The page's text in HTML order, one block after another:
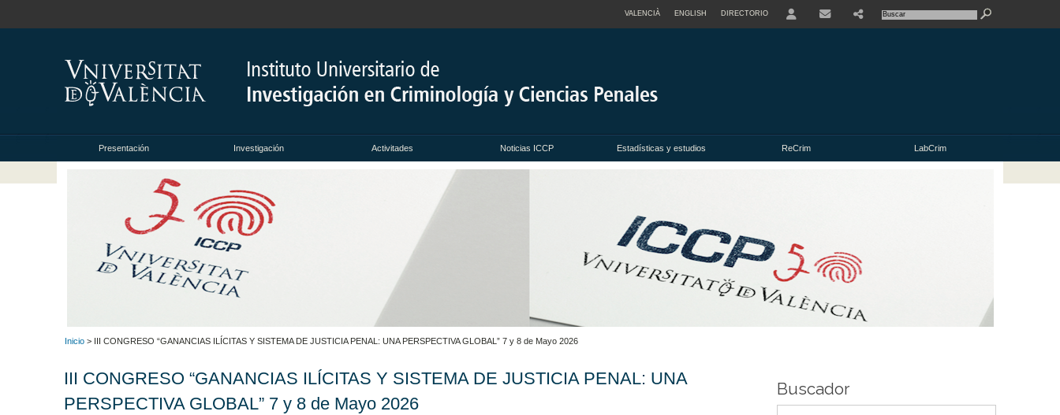
VALENCIÀ ENGLISH DIRECTORIO
Presentación Investigación Activitades Noticias ICCP Estadísticas y estudios ReCrim LabCrim
Inicio > III CONGRESO “GANANCIAS ILÍCITAS Y SISTEMA DE JUSTICIA PENAL: UNA PERSPECTIVA GLOBAL” 7 y 8 de Mayo 2026
III CONGRESO “GANANCIAS ILÍCITAS Y SISTEMA DE JUSTICIA PENAL: UNA
PERSPECTIVA GLOBAL” 7 y 8 de Mayo 2026
Buscador